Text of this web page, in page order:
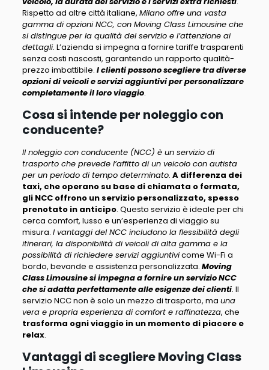
Rispetto ad altre città italiane, Milano offre una vasta
gamma di opzioni NCC, con Moving Class Limousine che
si distingue per la qualità del servizio e l’attenzione ai
dettagli. L’azienda si impegna a fornire tariffe trasparenti
senza costi nascosti, garantendo un rapporto qualità-
prezzo imbattibile. I clienti possono scegliere tra diverse
opzioni di veicoli e servizi aggiuntivi per personalizzare
completamente il loro viaggio.
Cosa si intende per noleggio con
conducente?
Il noleggio con conducente (NCC) è un servizio di
trasporto che prevede l’affitto di un veicolo con autista
per un periodo di tempo determinato. A differenza dei
taxi, che operano su base di chiamata o fermata,
gli NCC offrono un servizio personalizzato, spesso
prenotato in anticipo. Questo servizio è ideale per chi
cerca comfort, lusso e un’esperienza di viaggio su
misura. I vantaggi del NCC includono la flessibilità degli
itinerari, la disponibilità di veicoli di alta gamma e la
possibilità di richiedere servizi aggiuntivicome Wi-Fi a
bordo, bevande e assistenza personalizzata. Moving
Class Limousine si impegna a fornire un servizio NCC
che si adatta perfettamente alle esigenze dei clienti. Il
servizio NCC non è solo un mezzo di trasporto, ma una
vera e propria esperienza di comfort e raffinatezza, che
trasforma ogni viaggio in un momento di piacere e
relax.
Vantaggi di scegliere Moving Class